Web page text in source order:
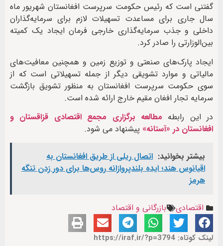
گفتنی است که رئیس حکومت سرپرست افغانستان شهریور ماه
سال جاری برای مساعدت تسهیلات لازم برای سرمایه‌گذاران
داخلی و جذب سرمایه‌گذاری خارجی فرمان ایجاد یک کمیته
بین‌الوزارتی را صادر کرد.
ایجاد پارک‌های صنعتی و توزیع زمین و همچنین معافیت‌های
مالیاتی و موارد تشویقی دیگر از جمله تسهیلاتی است که از
سوی حکومت سرپرست افغانستان به منظور تشویق بازگشت
سرمایه تجار افغان مقیم خارج ارائه شده است.
در این رابطه مطالعه برگزاری مجمع اقتصادی قزاقستان و
افغانستان در «آستانه» پیشنهاد می شود.
بیشتر بخوانید: اتصال ریلی از طریق افغانستان به
اقیانوس هند؛ ایده بلندپروازانه روس‌ها برای دور زدن تنگه
هرمز
اقتصادی بازرگانی و اقتصاد
لینک کوتاه: https://iraf.ir/?p=3794